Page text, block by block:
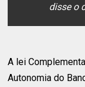
disse o
A lei
Autonomia do